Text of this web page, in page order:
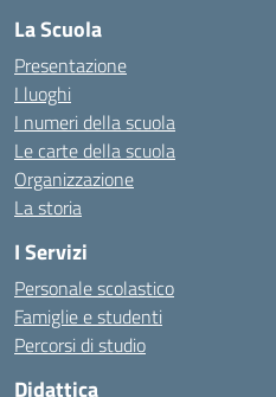
La Scuola
Presentazione
I luoghi
I numeri della scuola
Le carte della scuola
Organizzazione
La storia
I Servizi
Personale scolastico
Famiglie e studenti
Percorsi di studio
Didattica